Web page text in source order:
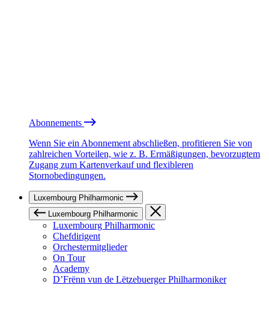
Abonnements
Wenn Sie ein Abonnement abschließen, profitieren Sie von
zahlreichen Vorteilen, wie z. B. Ermäßigungen, bevorzugtem
Zugang zum Kartenverkauf und flexibleren
Stornobedingungen.
Luxembourg Philharmonic
Luxembourg Philharmonic
Luxembourg Philharmonic
Chefdirigent
Orchestermitglieder
On Tour
Academy
D’Frënn vun de Lëtzebuerger Philharmoniker